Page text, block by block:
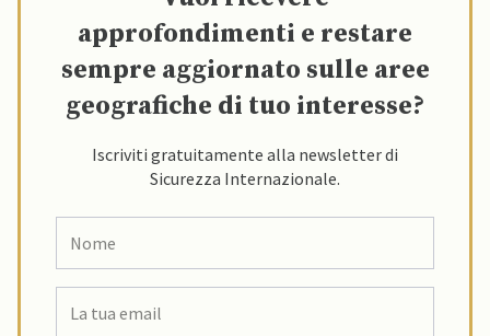
approfondimenti e restare
sempre aggiornato sulle aree
geografiche di tuo interesse?
Iscriviti gratuitamente alla newsletter di
Sicurezza Internazionale.